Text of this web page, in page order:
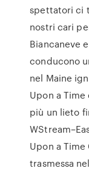
spettatori ci
nostri cari
Biancaneve
conducono
nel Maine
Upon a Time
più un lieto
Upon a Time
trasmessa